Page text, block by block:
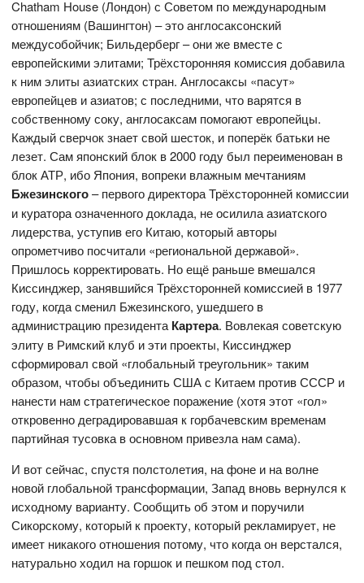
Chatham House (Лондон) с Советом по международным
отношениям (Вашингтон) – это англосаксонский
междусобойчик; Бильдерберг – они же вместе с
европейскими элитами; Трёхсторонняя комиссия добавила
к ним элиты азиатских стран. Англосаксы «пасут»
европейцев и азиатов; с последними, что варятся в
собственному соку, англосаксам помогают европейцы.
Каждый сверчок знает свой шесток, и поперёк батьки не
лезет. Сам японский блок в 2000 году был переименован в
блок АТР, ибо Япония, вопреки влажным мечтаниям
Бжезинского– первого директора Трёхсторонней комиссии
и куратора означенного доклада, не осилила азиатского
лидерства, уступив его Китаю, который авторы
опрометчиво посчитали «региональной державой».
Пришлось корректировать. Но ещё раньше вмешался
Киссинджер, занявшийся Трёхсторонней комиссией в 1977
году, когда сменил Бжезинского, ушедшего в
администрацию президента Картера. Вовлекая советскую
элиту в Римский клуб и эти проекты, Киссинджер
сформировал свой «глобальный треугольник» таким
образом, чтобы объединить США с Китаем против СССР и
нанести нам стратегическое поражение (хотя этот «гол»
откровенно деградировавшая к горбачевским временам
партийная тусовка в основном привезла нам сама).
И вот сейчас, спустя полстолетия, на фоне и на волне
новой глобальной трансформации, Запад вновь вернулся к
исходному варианту. Сообщить об этом и поручили
Сикорскому, который к проекту, который рекламирует, не
имеет никакого отношения потому, что когда он верстался,
натурально ходил на горшок и пешком под стол.